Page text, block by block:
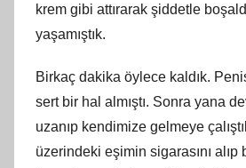
krem gibi attırarak şiddetle
yaşamıştık.
Birkaç dakika öylece kaldık.
sert bir hal almıştı. Sonra yana
uzanıp kendimize gelmeye
üzerindeki eşimin sigarasını alıp